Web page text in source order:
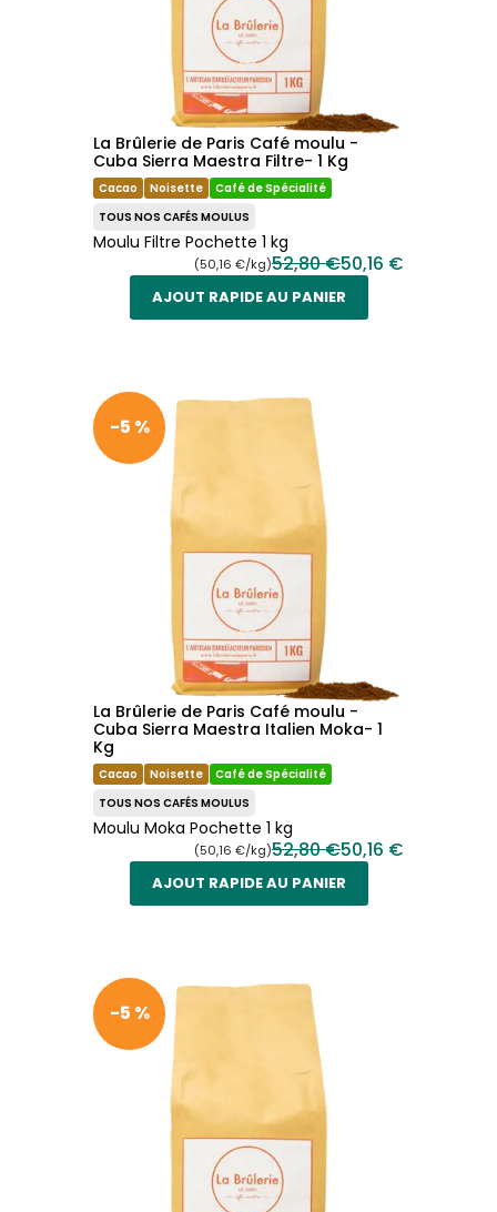
La Brûlerie de Paris Café moulu -
Cuba Sierra Maestra Filtre- 1 Kg
Cacao Noisette
Café de Spécialité
TOUS NOS CAFÉS MOULUS
Moulu Filtre Pochette 1 kg
(50,16 €/kg)52,80 €50,16 €
AJOUT RAPIDE AU PANIER
-5 %
La Brûlerie de Paris Café moulu -
Cuba Sierra Maestra Italien Moka- 1
Kg
Cacao Noisette
Café de Spécialité
TOUS NOS CAFÉS MOULUS
Moulu Moka Pochette 1 kg
(50,16 €/kg)52,80 €50,16 €
AJOUT RAPIDE AU PANIER
-5 %